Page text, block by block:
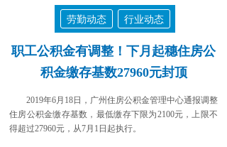
劳勤动态 行业动态
职工公积金有调整！下月起穗住房公
积金缴存基数27960元封顶
2019年6月18日，广州住房公积金管理中心通报调整
住房公积金缴存基数，最低缴存下限为2100元，上限不
得超过27960元，从7月1日起执行。